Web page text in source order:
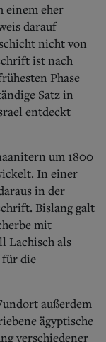
einem eher
darauf
nicht von
ist nach
Phase
Satz in
entdeckt
um 1800
In einer
in der
Bislang galt
mit
Lachisch als
für die
außerdem
ägyptische
verschiedener